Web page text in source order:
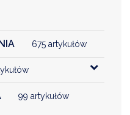
675 artykułów
99 artykułów